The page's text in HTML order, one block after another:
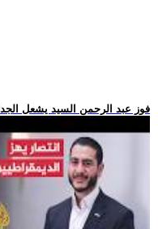
.. فوز عبد الرحمن السيد يشعل